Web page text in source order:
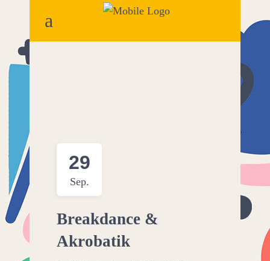
29
Sep.
Breakdance &
Akrobatik